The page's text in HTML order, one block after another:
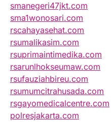
smanegeri47jkt.com
sma1wonosari.com
rscahayasehat.com
rsumalikasim.com
rsuprimaintimedika.com
rsarunlhokseumaw.com
rsufauziahbireu.com
rsumumcitrahusada.com
rsgayomedicalcentre.com
polresjakarta.com